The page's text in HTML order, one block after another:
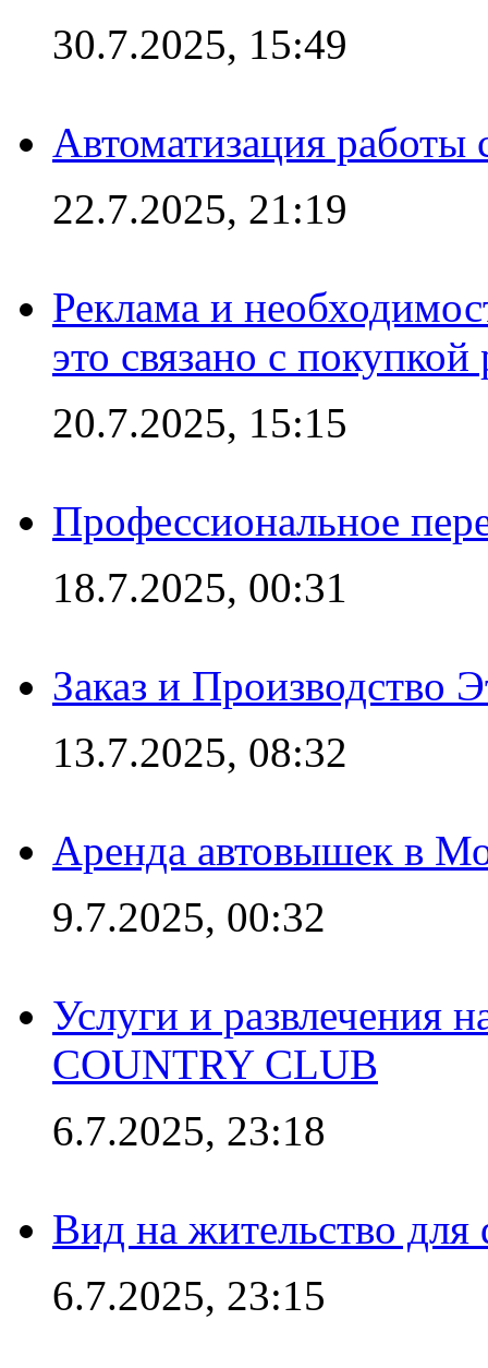
30.7.2025, 15:49
Автоматизация работы
22.7.2025, 21:19
Реклама и
это связано с покупкой
20.7.2025, 15:15
Профессиональное
18.7.2025, 00:31
Заказ и Производство
13.7.2025, 08:32
Аренда автовышек в
9.7.2025, 00:32
Услуги и развлечения
COUNTRY CLUB
6.7.2025, 23:18
Вид на жительство
6.7.2025, 23:15